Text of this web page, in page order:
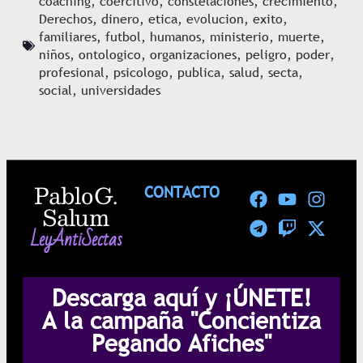
Derechos, dinero, etica, evolucion, exito,
familiares, futbol, humanos, ministerio, muerte,
niños, ontologico, organizaciones, peligro, poder,
profesional, psicologo, publica, salud, secta,
social, universidades
CONTACTO
Pablo G.
Salum
LeyAntiSectas
Descarga aquí y ¡ÚNETE!
A la campaña "Concientiza
Pegando Afiches"